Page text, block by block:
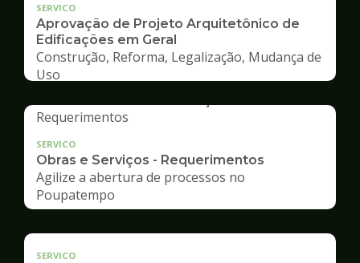
SERVICO
Aprovação de Projeto Arquitetônico de
Edificações em Geral
Construção, Reforma, Legalização, Mudança de
Uso
SERVICO
Obras e Serviços - Requerimentos
Agilize a abertura de processos no
Poupatempo
SERVICO